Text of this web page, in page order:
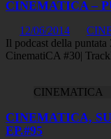
CINEMATICA –
12/06/2014
Il podcast della
CinematiCA #30|
CINEMATICA
CINEMATICA,
EP.#95